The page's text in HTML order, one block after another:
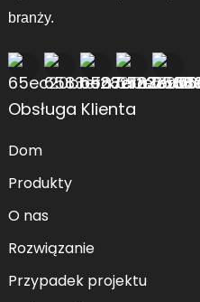
branży.
Obsługa Klienta
Dom
Produkty
O nas
Rozwiązanie
Przypadek projektu